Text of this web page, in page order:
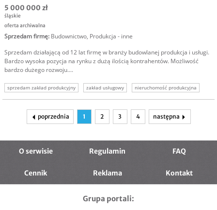
5 000 000 zł
śląskie
oferta archiwalna
Sprzedam firmę: Budownictwo, Produkcja - inne
Sprzedam działającą od 12 lat firmę w branży budowlanej produkcja i usługi.
Bardzo wysoka pozycja na rynku z dużą ilością kontrahentów. Możliwość
bardzo dużego rozwoju....
sprzedam zakład produkcyjny zakład usługowy
nieruchomość produkcyjna
sprzedam biznes
sprzedam firmę
poprzednia 1 2 3 4 następna
O serwisie Regulamin FAQ
Cennik Reklama Kontakt
Grupa portali: